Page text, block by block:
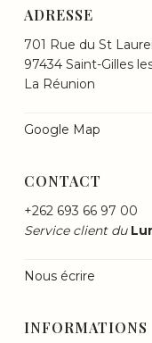
ADRESSE
701 Rue du St
97434 Saint-Gilles
La Réunion
Google Map
CONTACT
+262 693 66 97 00
Service client du
Nous écrire
INFORMATIONS